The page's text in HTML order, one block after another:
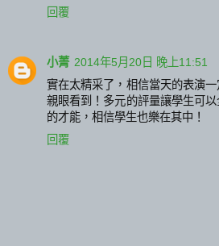
回覆
小菁 2014年5月20日 晚上11:51
實在太精采了，相信當天的表演
親眼看到！多元的評量讓學生可
的才能，相信學生也樂在其中！
回覆